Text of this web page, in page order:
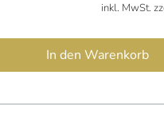
inkl. MwSt.
In den Warenkorb